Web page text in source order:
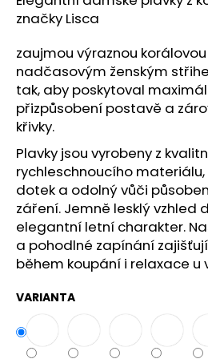
značky Lisca
zaujmou výraznou
nadčasovým ženským
tak, aby poskytoval
přizpůsobení postavě a
křivky.
Plavky jsou vyrobeny z
rychleschnoucího
dotek a odolný vůči
záření. Jemně lesklý vzhled
elegantní letní charakter.
a pohodlné zapínání
během koupání i relaxace u
VARIANTA
HLEDAT
D
o
p
o
r
u
č
u
j
e
m